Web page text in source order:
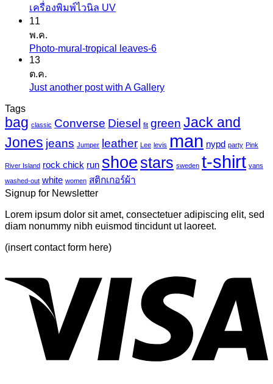
บน
นวาส
เครื่องพิมพ์ไวนิล UVไม่มี
บน
ไว
11
พ.ค.
Photo-mural-tropical leaves-6ไม่มี
mural-
tropical
leaves-
13
ต.ค.
Just another post with A Galleryไม่มี
เห็น
บน
Just
another
post
Tags
bag classic Converse Diesel fit green Jack and
Jones jeans Jumper leather Lee levis man nypd party Pink
River Island rock chick run shoe stars sweden t-shirt vans
washed-out white women สติกเกอร์ผ้า
Signup for Newsletter
Lorem ipsum dolor sit amet, consectetuer adipiscing elit, sed
diam nonummy nibh euismod tincidunt ut laoreet.
(insert contact form here)